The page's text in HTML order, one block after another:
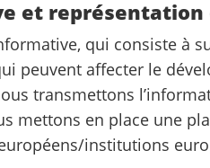
et représentation
qui consiste à
peuvent affecter le
transmettons
mettons en place une
institutions